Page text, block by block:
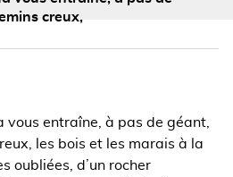
creux,
vous entraîne, à pas de géant,
les bois et les marais à la
oubliées, d’un rocher